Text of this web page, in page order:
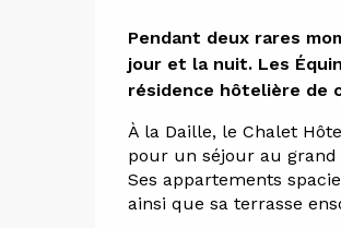
Pendant deux rares
jour et la nuit. Les
résidence hôtelière de
À la Daille, le Chalet
pour un séjour au grand
Ses appartements
ainsi que sa terrasse